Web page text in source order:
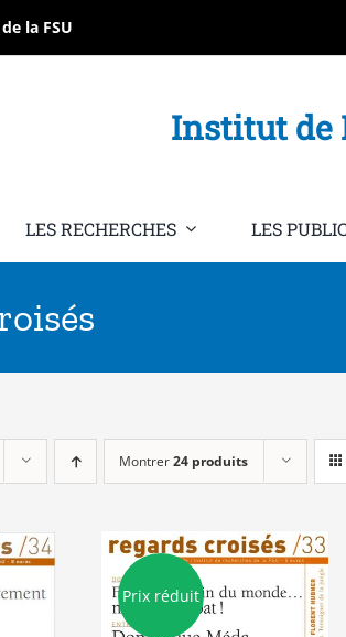
la FSU
Institut de
LES RECHERCHES LES
Montrer24 produits
Prix réduit